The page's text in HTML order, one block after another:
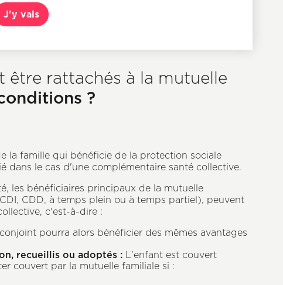
J'y vais
être rattachés à la mutuelle
?
la famille qui bénéficie de la protection sociale
dans le cas d'une complémentaire santé collective.
les bénéficiaires principaux de la mutuelle
CDD, à temps plein ou à temps partiel), peuvent
c'est-à-dire :
pourra alors bénéficier des mêmes avantages
recueillis ou adoptés : L’enfant est couvert
couvert par la mutuelle familiale si :